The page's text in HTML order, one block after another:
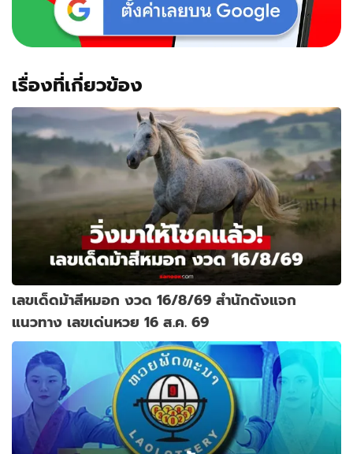
เรื่องที่เกี่ยวข้อง
เลขเด็ดม้าสีหมอก งวด 16/8/69 สำนักดังแจก
แนวทาง เลขเด่นหวย 16 ส.ค. 69